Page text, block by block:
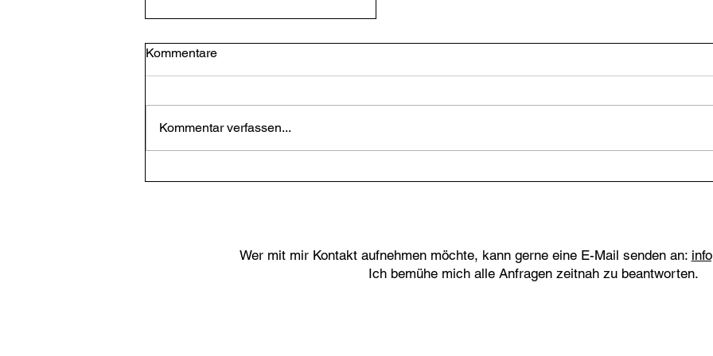
Masters of War
Kommentare
Kommentar verfassen...
Wer mit mir Kontakt aufnehmen möchte, kann gerne eine E-Mail senden an:
Ich bemühe mich alle Anfragen zeitnah zu beantworten.